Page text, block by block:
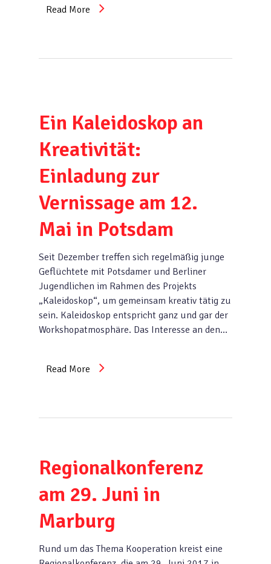
Read More
Ein Kaleidoskop an
Kreativität:
Einladung zur
Vernissage am 12.
Mai in Potsdam
Seit Dezember treffen sich regelmäßig junge
Geflüchtete mit Potsdamer und Berliner
Jugendlichen im Rahmen des Projekts
„Kaleidoskop“, um gemeinsam kreativ tätig zu
sein. Kaleidoskop entspricht ganz und gar der
Workshopatmosphäre. Das Interesse an den…
Read More
Regionalkonferenz
am 29. Juni in
Marburg
Rund um das Thema Kooperation kreist eine